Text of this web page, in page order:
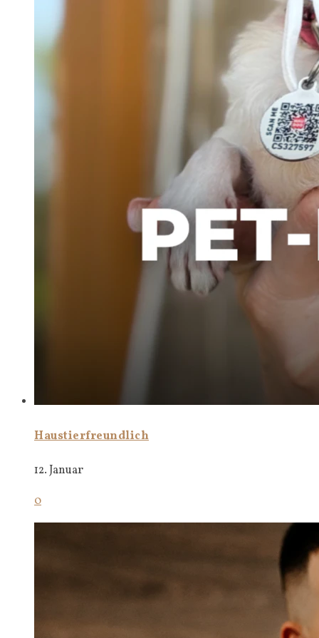
Haustierfreundlich
12. Januar
0